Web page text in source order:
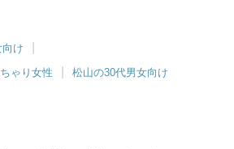
け
ゃり女性 松山の30代男女向け